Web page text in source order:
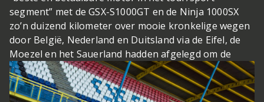
segment” met de GSX-S1000GT en de Ninja 1000SX
zo’n duizend kilometer over mooie kronkelige wegen
door België, Nederland en Duitsland via de Eifel, de
Moezel en het Sauerland hadden afgelegd om de